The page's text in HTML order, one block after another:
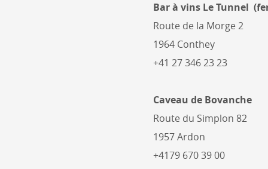
Bar à vins Le Tunnel
Route de la Morge 2
1964 Conthey
+41 27 346 23 23
Caveau de Bovanche
Route du Simplon 82
1957 Ardon
+4179 670 39 00